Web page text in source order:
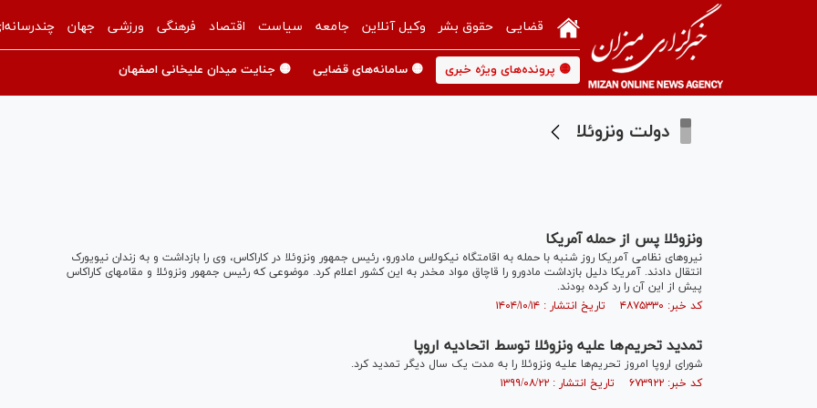
قضایی حقوق بشر وکیل آنلاین جامعه سیاست اقتصاد فرهنگی ورزشی جهان
🟡 پرونده‌های ویژه خبری 🟡 سامانه‌های قضایی 🟡 جنایت میدان علیخانی اصفهان
دولت ونزوئلا
ونزوئلا پس از حمله آمریکا
نیرو‌های نظامی آمریکا روز شنبه با حمله به اقامتگاه نیکولاس مادورو، رئیس جمهور ونزوئلا در کاراکاس، وی را بازداشت و به زندان نیویورک
انتقال دادند. آمریکا دلیل بازداشت مادورو را قاچاق مواد مخدر به این کشور اعلام کرد. موضوعی که رئیس جمهور ونزوئلا و مقام‎های کاراکاس
پیش از این آن را رد کرده بودند.
کد خبر: ۴۸۷۵۳۳۰ تاریخ انتشار : ۱۴۰۴/۱۰/۱۴
تمدید تحریم‌ها علیه ونزوئلا توسط اتحادیه اروپا
شورای اروپا امروز تحریم‌ها علیه ونزوئلا را به مدت یک سال دیگر تمدید کرد.
کد خبر: ۶۷۳۹۲۲ تاریخ انتشار : ۱۳۹۹/۰۸/۲۲